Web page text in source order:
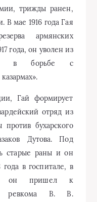
трижды ранен,
В мае 1916 года Гая
армянских
года, он уволен из
в борьбе с
Гай формирует
отряд из
бухарского
Дутова. Под
старые раны и он
года в госпитале, в
он пришел к
ревкома В. В.